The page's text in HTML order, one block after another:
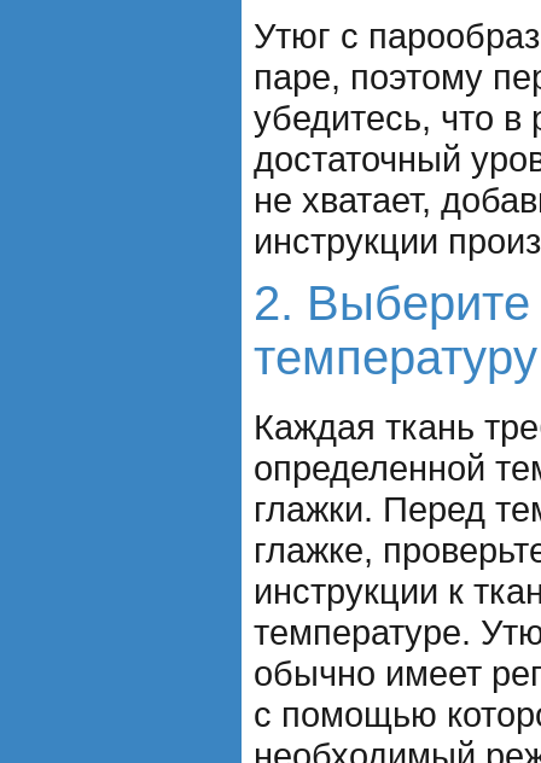
Утюг с
паре, поэтому
убедитесь, что в
достаточный
не хватает,
инструкции
2.
температуру
Каждая ткань
определенной
глажки. Перед
глажке,
инструкции к
температуре.
обычно имеет
с помощью
необходимый